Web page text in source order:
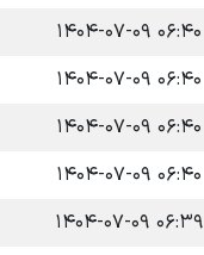
۰۶:۴۰ ۱۴۰۴-۰۷-۰۹
۰۶:۴۰ ۱۴۰۴-۰۷-۰۹
۰۶:۴۰ ۱۴۰۴-۰۷-۰۹
۰۶:۴۰ ۱۴۰۴-۰۷-۰۹
۰۶:۳۹ ۱۴۰۴-۰۷-۰۹